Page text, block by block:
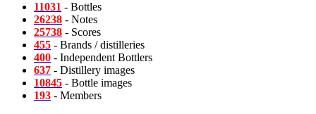
11031 - Bottles
26238 - Notes
25738 - Scores
455 - Brands / distilleries
400 - Independent Bottlers
637 - Distillery images
10845 - Bottle images
193 - Members